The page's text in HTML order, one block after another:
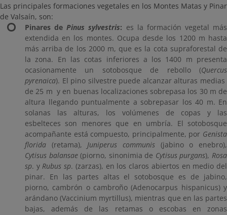
Las principales formaciones vegetales en los Montes Matas y Pinar
de Valsaín, son:
Pinares dePinus sylvestris: es la formación vegetal más
extendida en los montes. Ocupa desde los 1200 m hasta
más arriba de los 2000 m, que es la cota supraforestal de
la zona. En las cotas inferiores a los 1400 m presenta
ocasionamente un sotobosque de rebollo (Quercus
pyrenaica). El pino silvestre puede alcanzar alturas medias
de 25 m y en buenas localizaciones sobrepasa los 30 m de
altura llegando puntualmente a sobrepasar los 40 m. En
solanas las alturas, los volúmenes de copas y las
esbelteces son menores que en umbría. El sotobosque
acompañante está compuesto, principalmente, por Genista
florida (retama), Juniperus communis (jabino o enebro),
Cytisus balansae(piorno, sinonimia de Cytisus purgans), Rosa
sp. y Rubus sp. (zarzas), en los claros abiertos en medio del
pinar. En las partes altas el sotobosque es de jabino,
piorno, cambrón o cambroño (Adenocarpus hispanicus) y
arándano (Vaccinium myrtillus), mientras que en las partes
bajas, además de las retamas o escobas en zonas